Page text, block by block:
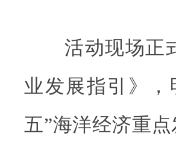
活动现场正式
业发展指引》
五”海洋经济重